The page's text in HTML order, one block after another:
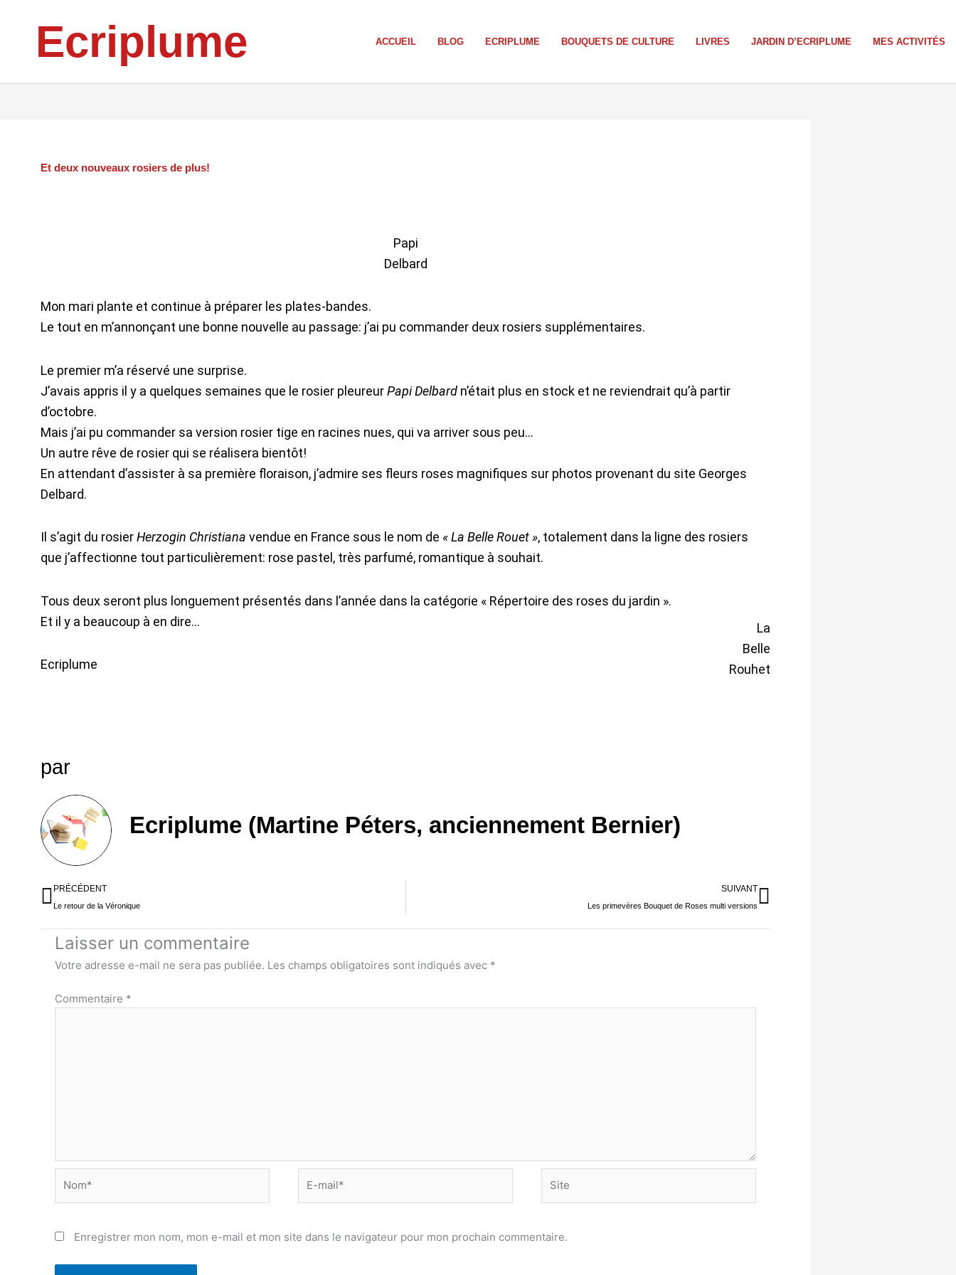
Ecriplume ACCUEIL BLOG ECRIPLUME BOUQUETS DE CULTURE LIVRES JARDIN D’ECRIPLUME MES ACTIVITÉS
Et deux nouveaux rosiers de plus!
Papi
Delbard
Mon mari plante et continue à préparer les plates-bandes.
Le tout en m’annonçant une bonne nouvelle au passage: j’ai pu commander deux rosiers supplémentaires.
Le premier m’a réservé une surprise.
J’avais appris il y a quelques semaines que le rosier pleureurPapi Delbard n’était plus en stock et ne reviendrait qu’à partir
d’octobre.
Mais j’ai pu commander sa version rosier tige en racines nues, qui va arriver sous peu…
Un autre rêve de rosier qui se réalisera bientôt!
En attendant d’assister à sa première floraison, j’admire ses fleurs roses magnifiques sur photos provenant du site Georges
Delbard.
Il s’agit du rosierHerzogin Christiana vendue en France sous le nom de « La Belle Rouet », totalement dans la ligne des rosiers
que j’affectionne tout particulièrement: rose pastel, très parfumé, romantique à souhait.
La
Belle
Rouhet
Tous deux seront plus longuement présentés dans l’année dans la catégorie « Répertoire des roses du jardin ».
Et il y a beaucoup à en dire…
Ecriplume
par
Ecriplume (Martine Péters, anciennement Bernier)
Précédent
PRÉCÉDENT
Le retour de la Véronique
SUIVANT
Les primevères Bouquet de Roses multi versions
Suivant
Laisser un commentaire
Votre adresse e-mail ne sera pas publiée. Les champs obligatoires sont indiqués avec *
Commentaire *
mail*
Enregistrer mon nom, mon e-mail et mon site dans le navigateur pour mon prochain commentaire.